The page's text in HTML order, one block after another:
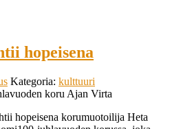
hopeisena
Kategoria: kulttuuri
hopeisena korumuotoilija Heta